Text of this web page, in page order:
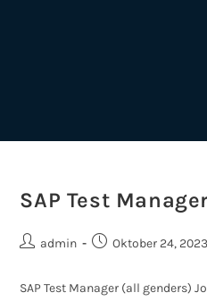
SAP Test
admin Oktober 24, 2023
SAP Test Manager (all genders)